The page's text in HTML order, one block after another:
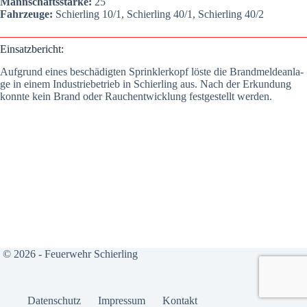
Fahr­zeu­ge: Schier­ling 10/1, Schier­ling 40/1, Schier­ling 40/2
Ein­satz­be­richt:
Auf­grund eines beschä­dig­ten Sprink­ler­kopf lös­te die Brand­mel­de­an­la­
ge in einem Indus­trie­be­trieb in Schier­ling aus. Nach der Erkun­dung
konn­te kein Brand oder Rauch­ent­wick­lung fest­ge­stellt wer­den.
© 2026 - Feuerwehr Schierling
Daten­schutz Impres­sum Kon­takt